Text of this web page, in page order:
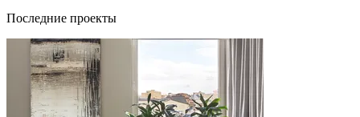
Последние проекты